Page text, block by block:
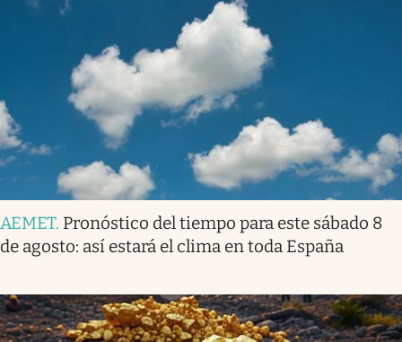
AEMET. Pronóstico del tiempo para este sábado 8
de agosto: así estará el clima en toda España